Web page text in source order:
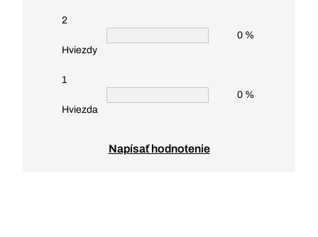
2
Hviezdy
0 %
1
Hviezda
0 %
Napísať hodnotenie